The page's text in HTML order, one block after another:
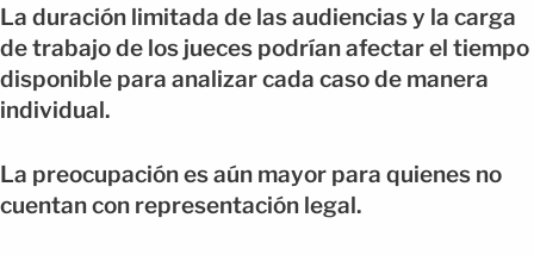
La duración limitada de las audiencias y la carga
de trabajo de los jueces podrían afectar el tiempo
disponible para analizar cada caso de manera
individual.
La preocupación es aún mayor para quienes no
cuentan con representación legal.